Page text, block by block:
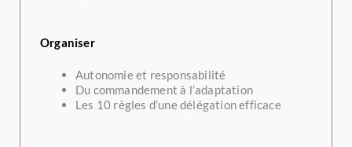
Organiser
Autonomie et responsabilité
Du commandement à l’adaptation
Les 10 règles d’une délégation efficace